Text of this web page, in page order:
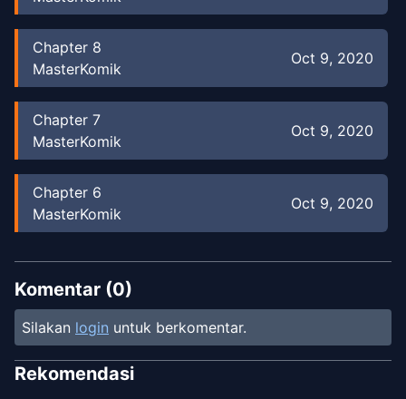
Chapter 8
MasterKomik
Oct 9, 2020
Chapter 7
MasterKomik
Oct 9, 2020
Chapter 6
MasterKomik
Oct 9, 2020
Chapter5
MasterKomik
Chapter4
MasterKomik
Oct 9, 2020
Komentar (0)
Silakan login untuk berkomentar.
Rekomendasi